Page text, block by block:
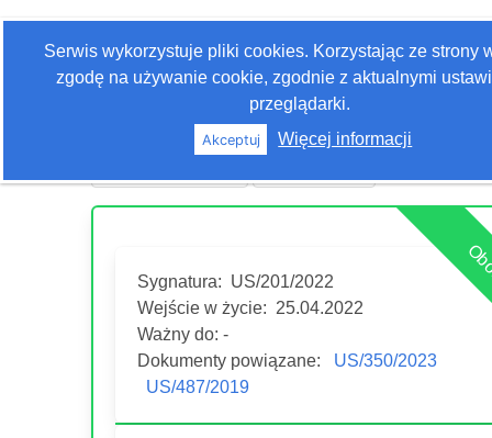
Serwis wykorzystuje pliki cookies. Korzystając ze strony
zgodę na używanie cookie, zgodnie z aktualnymi
przeglądarki.
Akceptuj Więcej informacji
Szukaj
Sygnatura: US/201/2022
Wejście w życie: 25.04.2022
Ważny do: -
Dokumenty powiązane:
US/350/2023
US/487/2019